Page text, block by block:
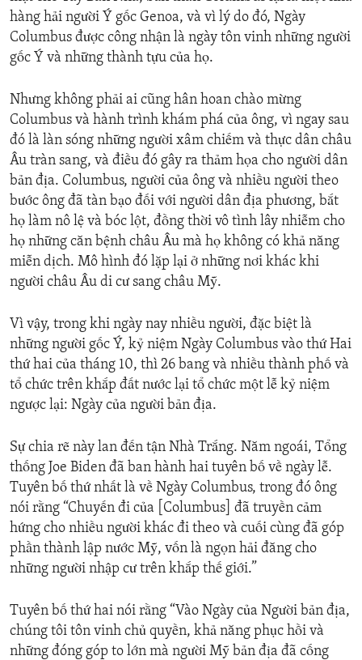
hàng hải người Ý gốc Genoa, và vì lý do đó, Ngày
Columbus được công nhận là ngày tôn vinh những người
gốc Ý và những thành tựu của họ.
Nhưng không phải ai cũng hân hoan chào mừng
Columbus và hành trình khám phá của ông, vì ngay sau
đó là làn sóng những người xâm chiếm và thực dân châu
Âu tràn sang, và điều đó gây ra thảm họa cho người dân
bản địa. Columbus, người của ông và nhiều người theo
bước ông đã tàn bạo đối với người dân địa phương, bắt
họ làm nô lệ và bóc lột, đồng thời vô tình lây nhiễm cho
họ những căn bệnh châu Âu mà họ không có khả năng
miễn dịch. Mô hình đó lặp lại ở những nơi khác khi
người châu Âu di cư sang châu Mỹ.
Vì vậy, trong khi ngày nay nhiều người, đặc biệt là
những người gốc Ý, kỷ niệm Ngày Columbus vào thứ Hai
thứ hai của tháng 10, thì 26 bang và nhiều thành phố và
tổ chức trên khắp đất nước lại tổ chức một lễ kỷ niệm
ngược lại: Ngày của người bản địa.
Sự chia rẽ này lan đến tận Nhà Trắng. Năm ngoái, Tổng
thống Joe Biden đã ban hành hai tuyên bố về ngày lễ.
Tuyên bố thứ nhất là về Ngày Columbus, trong đó ông
nói rằng “Chuyến đi của [Columbus] đã truyền cảm
hứng cho nhiều người khác đi theo và cuối cùng đã góp
phần thành lập nước Mỹ, vốn là ngọn hải đăng cho
những người nhập cư trên khắp thế giới.”
Tuyên bố thứ hai nói rằng “Vào Ngày của Người bản địa,
chúng tôi tôn vinh chủ quyền, khả năng phục hồi và
những đóng góp to lớn mà người Mỹ bản địa đã cống